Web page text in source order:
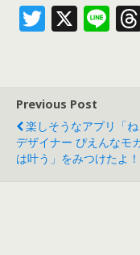
T
er
X Li
Previous Post
楽しそうなアプリ「
デザイナー ぴえんなモ
は叶う」をみつけたよ！